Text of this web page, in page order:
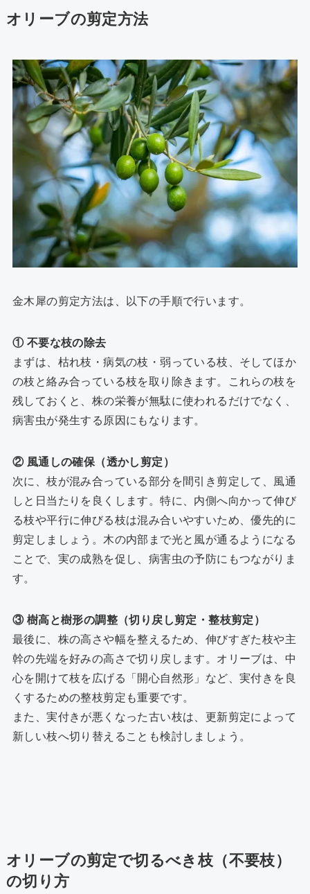
オリーブの剪定方法
金木犀の剪定方法は、以下の手順で行います。
① 不要な枝の除去
まずは、枯れ枝・病気の枝・弱っている枝、そしてほか
の枝と絡み合っている枝を取り除きます。これらの枝を
残しておくと、株の栄養が無駄に使われるだけでなく、
病害虫が発生する原因にもなります。
② 風通しの確保（透かし剪定）
次に、枝が混み合っている部分を間引き剪定して、風通
しと日当たりを良くします。特に、内側へ向かって伸び
る枝や平行に伸びる枝は混み合いやすいため、優先的に
剪定しましょう。木の内部まで光と風が通るようになる
ことで、実の成熟を促し、病害虫の予防にもつながりま
す。
③ 樹高と樹形の調整（切り戻し剪定・整枝剪定）
最後に、株の高さや幅を整えるため、伸びすぎた枝や主
幹の先端を好みの高さで切り戻します。オリーブは、中
心を開けて枝を広げる「開心自然形」など、実付きを良
くするための整枝剪定も重要です。
また、実付きが悪くなった古い枝は、更新剪定によって
新しい枝へ切り替えることも検討しましょう。
オリーブの剪定で切るべき枝（不要枝）
の切り方